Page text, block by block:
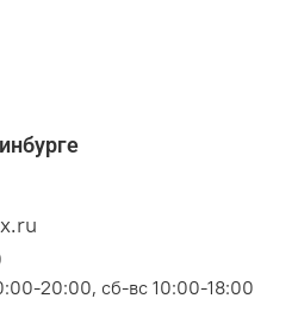
20:00, сб-вс 10:00-18:00